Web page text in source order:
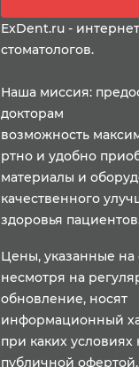
ExDent.ru -
стоматологов.
Наша миссия:
докторам
возможность
ртно и удобно
материалы и
качественного
здоровья
Цены, указанные на
несмотря на
обновление, носят
информационный
при каких условиях
публичной офертой,